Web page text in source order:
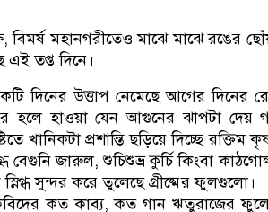
মহানগরীতেও মাঝে মাঝে রঙের
এই তপ্ত দিনে।
দিনের উত্তাপ নেমেছে আগের দিনের
হলে হাওয়া যেন আগুনের ঝাপটা দেয়
খানিকটা প্রশান্তি ছড়িয়ে দিচ্ছে রক্তিম
বেগুনি জারুল, শুচিশুভ্র কুর্চি কিংবা
সুন্দর করে তুলেছে গ্রীষ্মের ফুলগুলো।
কত কাব্য, কত গান ঋতুরাজের